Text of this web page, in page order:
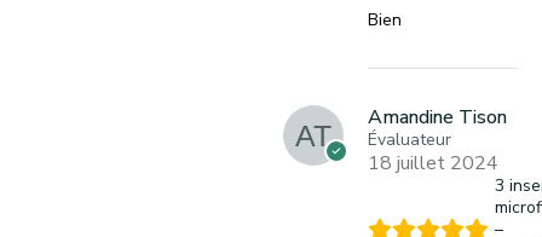
Bien
Amandine Tison
Évaluateur
18 juillet 2024
3
–